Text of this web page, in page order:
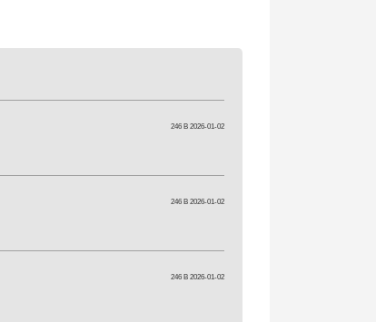
246 B 2026-01-02
246 B 2026-01-02
246 B 2026-01-02